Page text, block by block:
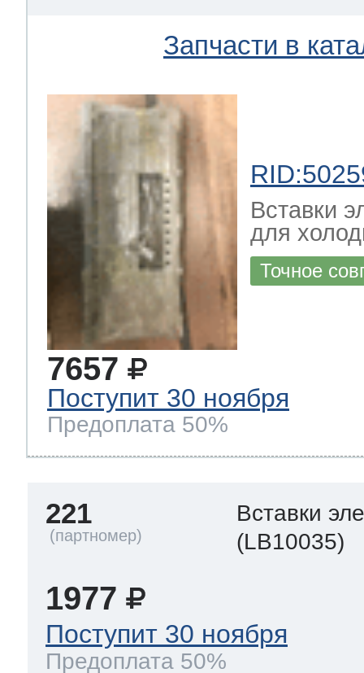
Запчасти в
Вставки
для
Точное
7657
Поступит 30 ноября
Предоплата 50%
221
Вставки
(LB10035)
1977
Поступит 30 ноября
Предоплата 50%